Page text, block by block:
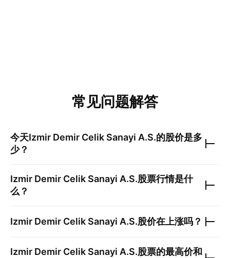
常见问题解答
今天Izmir Demir Celik Sanayi A.S.的股价是多
少？
Izmir Demir Celik Sanayi A.S.股票行情是什
么？
Izmir Demir Celik Sanayi A.S.股价在上涨吗？
Izmir Demir Celik Sanayi A.S.股票的最高价和